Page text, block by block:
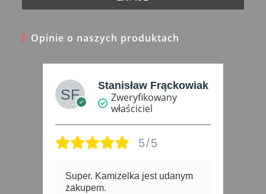
Opinie o naszych produktach
Urszula Stachera
Zweryfikowany
właściciel
5/5
Super kurteczka.Świetne
wykonanie.Rozmiar odpowiada